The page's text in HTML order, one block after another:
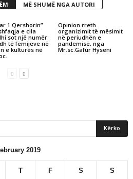
MË SHUMË NGA AUTORI
1 Qershorin”
e cila
sot një numër
të fëmijëve në
e kulturës në
Opinion rreth
organizimit të mësimit
në periudhën e
pandemisë, nga
Mr.sc.Gafur Hyseni
2019
T F S S